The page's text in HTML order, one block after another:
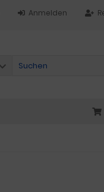
Anmelden